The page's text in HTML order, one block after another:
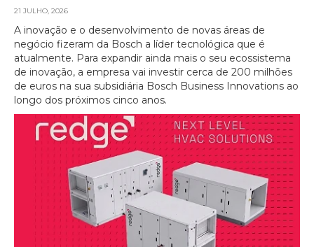
21 JULHO, 2026
A inovação e o desenvolvimento de novas áreas de
negócio fizeram da Bosch a líder tecnológica que é
atualmente. Para expandir ainda mais o seu ecossistema
de inovação, a empresa vai investir cerca de 200 milhões
de euros na sua subsidiária Bosch Business Innovations ao
longo dos próximos cinco anos.